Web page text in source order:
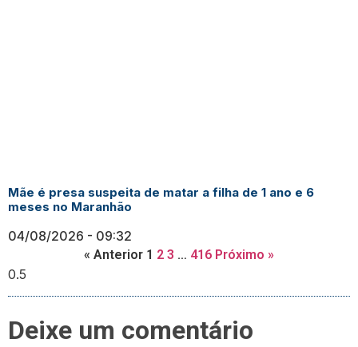
Mãe é presa suspeita de matar a filha de 1 ano e 6
meses no Maranhão
04/08/2026 09:32
« Anterior 1 2 3 … 416 Próximo »
Deixe um comentário